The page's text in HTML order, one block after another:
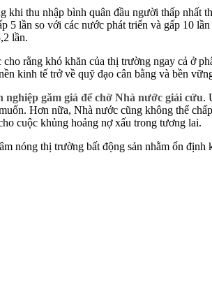
thu nhập bình quân đầu người thấp
lần so với các nước phát triển và gấp 10
lần.
rằng khó khăn của thị trường ngay cả ở
kinh tế trở về quỹ đạo cân bằng và bền
găm giá để chờ Nhà nước giải cứu.
Hơn nữa, Nhà nước cũng không thể
cuộc khủng hoảng nợ xấu trong tương lai.
nóng thị trường bất động sản nhằm ổn